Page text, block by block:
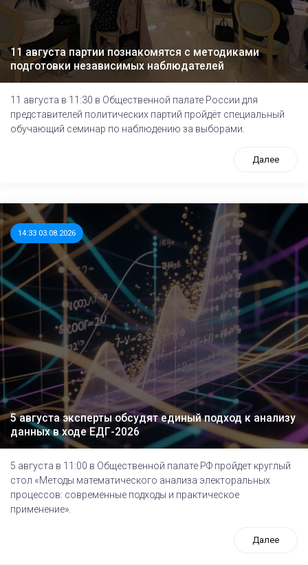
11 августа партии познакомятся с методиками
подготовки независимых наблюдателей
11 августа в 11:30 в Общественной палате России для
представителей политических партий пройдёт специальный
обучающий семинар по наблюдению за выборами.
Далее
14:33 03.08.2026
5 августа эксперты обсудят единый подход к анализу
данных в ходе ЕДГ-2026
5 августа в 11:00 в Общественной палате РФ пройдет круглый
стол «Методы математического анализа электоральных
процессов: современные подходы и практическое
применение».
Далее